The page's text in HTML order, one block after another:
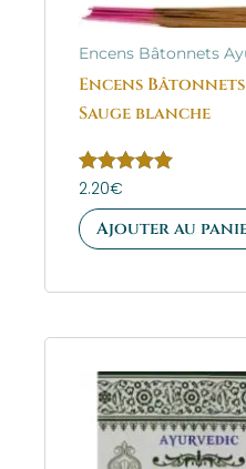
Encens Bâtonnets
Encens
Sauge blanche
Note
sur 5
2.20€
Ajouter au